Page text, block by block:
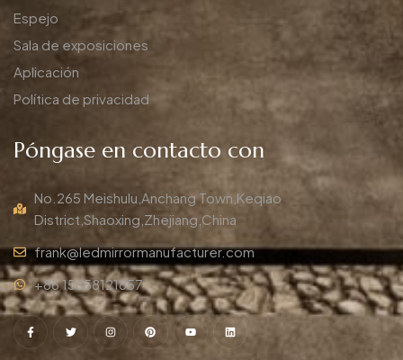
Espejo
Sala de exposiciones
Aplicación
Política de privacidad
Póngase en contacto con
No.265 Meishulu,Anchang Town,Keqiao
District,Shaoxing,Zhejiang,China
frank@ledmirrormanufacturer.com
+86 15658121857